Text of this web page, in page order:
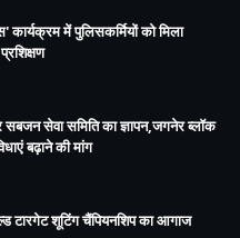
में पुलिसकर्मियों को मिला
सबजन सेवा समिति का ज्ञापन,जगनेर ब्लॉक
बढ़ाने की मांग
टारगेट शूटिंग चैंपियनशिप का आगाज